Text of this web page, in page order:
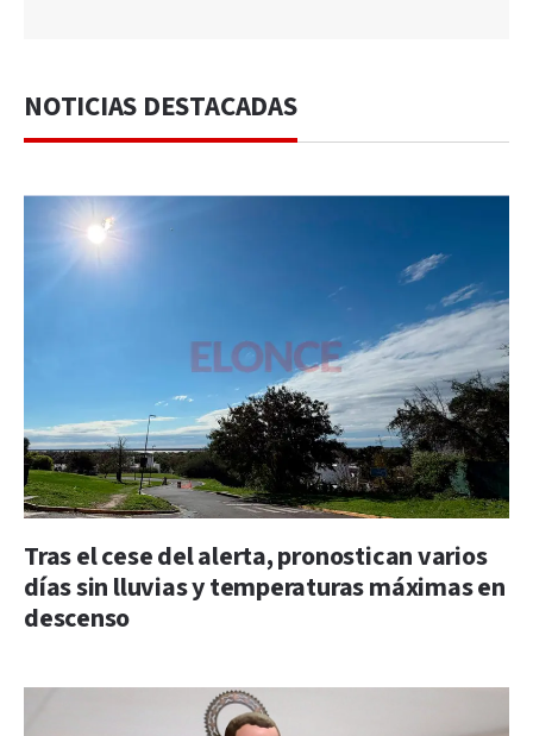
NOTICIAS DESTACADAS
Tras el cese del alerta, pronostican varios
días sin lluvias y temperaturas máximas en
descenso